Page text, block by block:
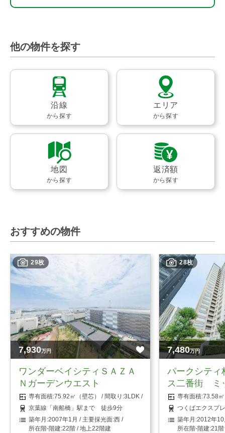
他の物件を探す
沿線
から探す
エリア
から探す
地図
から探す
返済額
から探す
おすすめの物件
29枚
7,930万円
ワンダーベイシティＳＡＺＡ
Ｎガーデンウエスト
75.92㎡（壁芯）
3LDK
京葉線「南船橋」駅まで 徒歩9分
2007年1月
西
22階 / 地上22階建
28枚
7,480万円
パークシティ
ス二番街 ミ
73.58
つくばエクスプ
2012年10
21階